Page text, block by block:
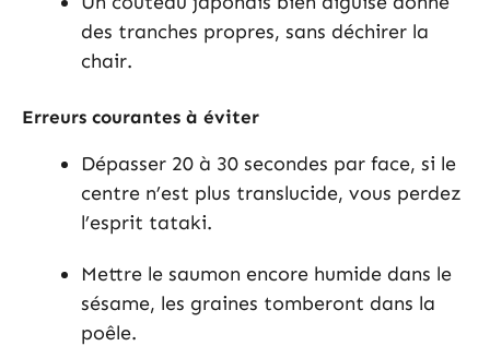
des tranches propres, sans déchirer la
chair.
Erreurs courantes à éviter
Dépasser 20 à 30 secondes par face, si le
centre n’est plus translucide, vous perdez
l’esprit tataki.
Mettre le saumon encore humide dans le
sésame, les graines tomberont dans la
poêle.